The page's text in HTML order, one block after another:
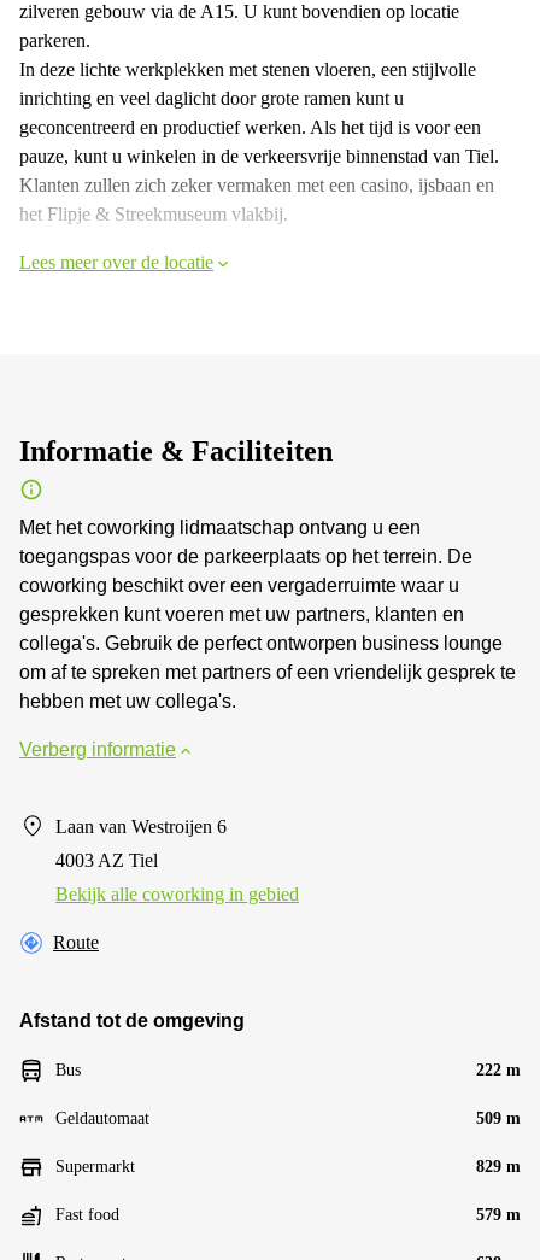
zilveren gebouw via de A15. U kunt bovendien op locatie
parkeren.
In deze lichte werkplekken met stenen vloeren, een stijlvolle
inrichting en veel daglicht door grote ramen kunt u
geconcentreerd en productief werken. Als het tijd is voor een
pauze, kunt u winkelen in de verkeersvrije binnenstad van Tiel.
Klanten zullen zich zeker vermaken met een casino, ijsbaan en
het Flipje & Streekmuseum vlakbij.
Lees meer over de locatie
Informatie & Faciliteiten
Met het coworking lidmaatschap ontvang u een
toegangspas voor de parkeerplaats op het terrein. De
coworking beschikt over een vergaderruimte waar u
gesprekken kunt voeren met uw partners, klanten en
collega's. Gebruik de perfect ontworpen business lounge
om af te spreken met partners of een vriendelijk gesprek te
hebben met uw collega's.
Verberg informatie
Laan van Westroijen 6
4003 AZ Tiel
Bekijk alle сoworking in gebied
Route
Afstand tot de omgeving
Bus 222 m
Geldautomaat 509 m
Supermarkt 829 m
Fast food 579 m